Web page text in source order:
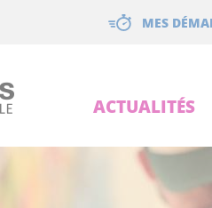
MES
ACTUALITÉS